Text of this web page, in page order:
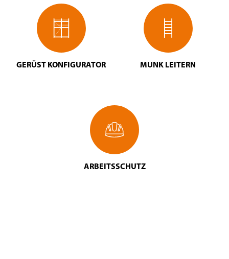
GERÜST KONFIGURATOR MUNK LEITERN
ARBEITSSCHUTZ